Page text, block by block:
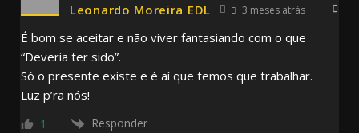
Leonardo Moreira EDL 3 meses atrás
É bom se aceitar e não viver fantasiando com o que
“Deveria ter sido”.
Só o presente existe e é aí que temos que trabalhar.
Luz p’ra nós!
1 Responder